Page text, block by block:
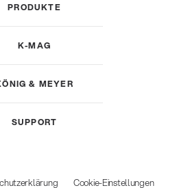
PRODUKTE
K-MAG
& MEYER
SUPPORT
Cookie-Einstellungen